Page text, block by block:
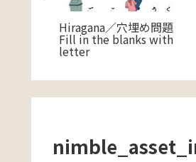
Hiragana／穴埋め問題
Fill in the blanks with
letter